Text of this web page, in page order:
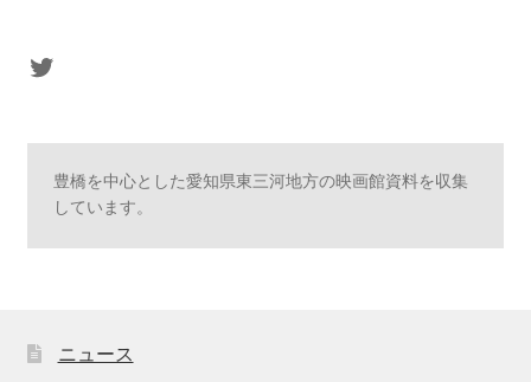
sasaki's Twitter
豊橋を中心とした愛知県東三河地方の映画館資料を収集
しています。
ニュース